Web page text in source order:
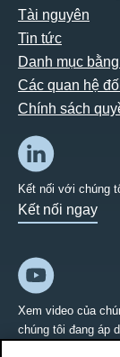
Tài nguyên
Tin tức
Danh mục
Các quan hệ
Chính sách
Kết nối với chúng
Kết nối ngay
Xem video của
chúng tôi đang áp